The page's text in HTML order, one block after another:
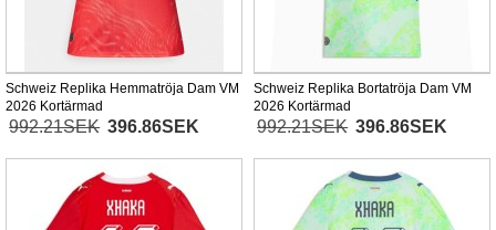
Schweiz Replika Hemmatröja Dam VM
2026 Kortärmad
992.21SEK 396.86SEK
Schweiz Replika Bortatröja Dam VM
2026 Kortärmad
992.21SEK 396.86SEK